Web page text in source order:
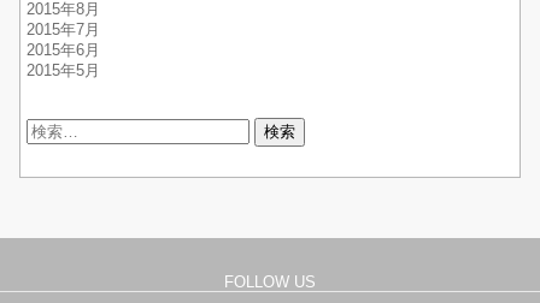
2015年8月
2015年7月
2015年6月
2015年5月
検
索:
FOLLOW US